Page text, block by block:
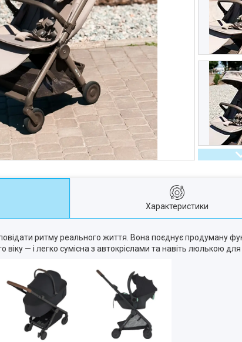
Характеристики
ритму реального життя. Вона поєднує продуману
— і легко сумісна з автокріслами та навіть люлькою для